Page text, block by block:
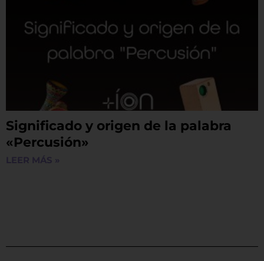
Significado y origen de la palabra
«Percusión»
LEER MÁS »